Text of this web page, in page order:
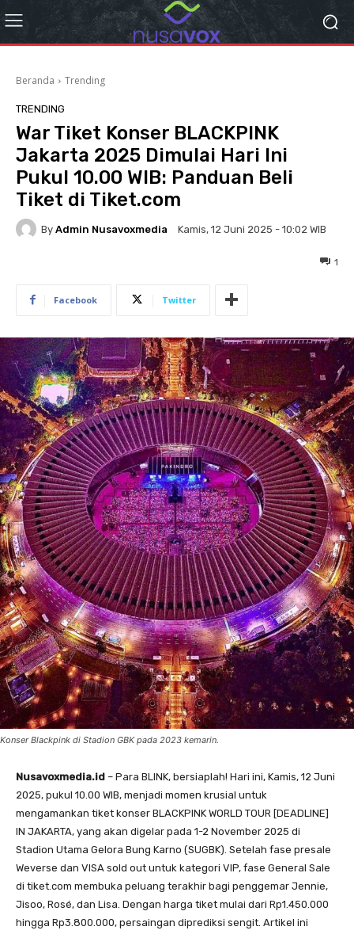
Beranda Trending
TRENDING
War Tiket Konser BLACKPINK
Jakarta 2025 Dimulai Hari Ini
Pukul 10.00 WIB: Panduan Beli
Tiket di Tiket.com
By Admin Nusavoxmedia Kamis, 12 Juni 2025 - 10:02 WIB
1
Facebook Twitter
Konser Blackpink di Stadion GBK pada 2023 kemarin.
Nusavoxmedia.id – Para BLINK, bersiaplah! Hari ini, Kamis, 12 Juni
2025, pukul 10.00 WIB, menjadi momen krusial untuk
mengamankan tiket konser BLACKPINK WORLD TOUR [DEADLINE]
IN JAKARTA, yang akan digelar pada 1-2 November 2025 di
Stadion Utama Gelora Bung Karno (SUGBK). Setelah fase presale
Weverse dan VISA sold out untuk kategori VIP, fase General Sale
di tiket.com membuka peluang terakhir bagi penggemar Jennie,
Jisoo, Rosé, dan Lisa. Dengan harga tiket mulai dari Rp1.450.000
hingga Rp3.800.000, persaingan diprediksi sengit. Artikel ini